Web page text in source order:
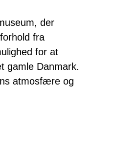
der
fra
for at
gamle Danmark.
atmosfære og